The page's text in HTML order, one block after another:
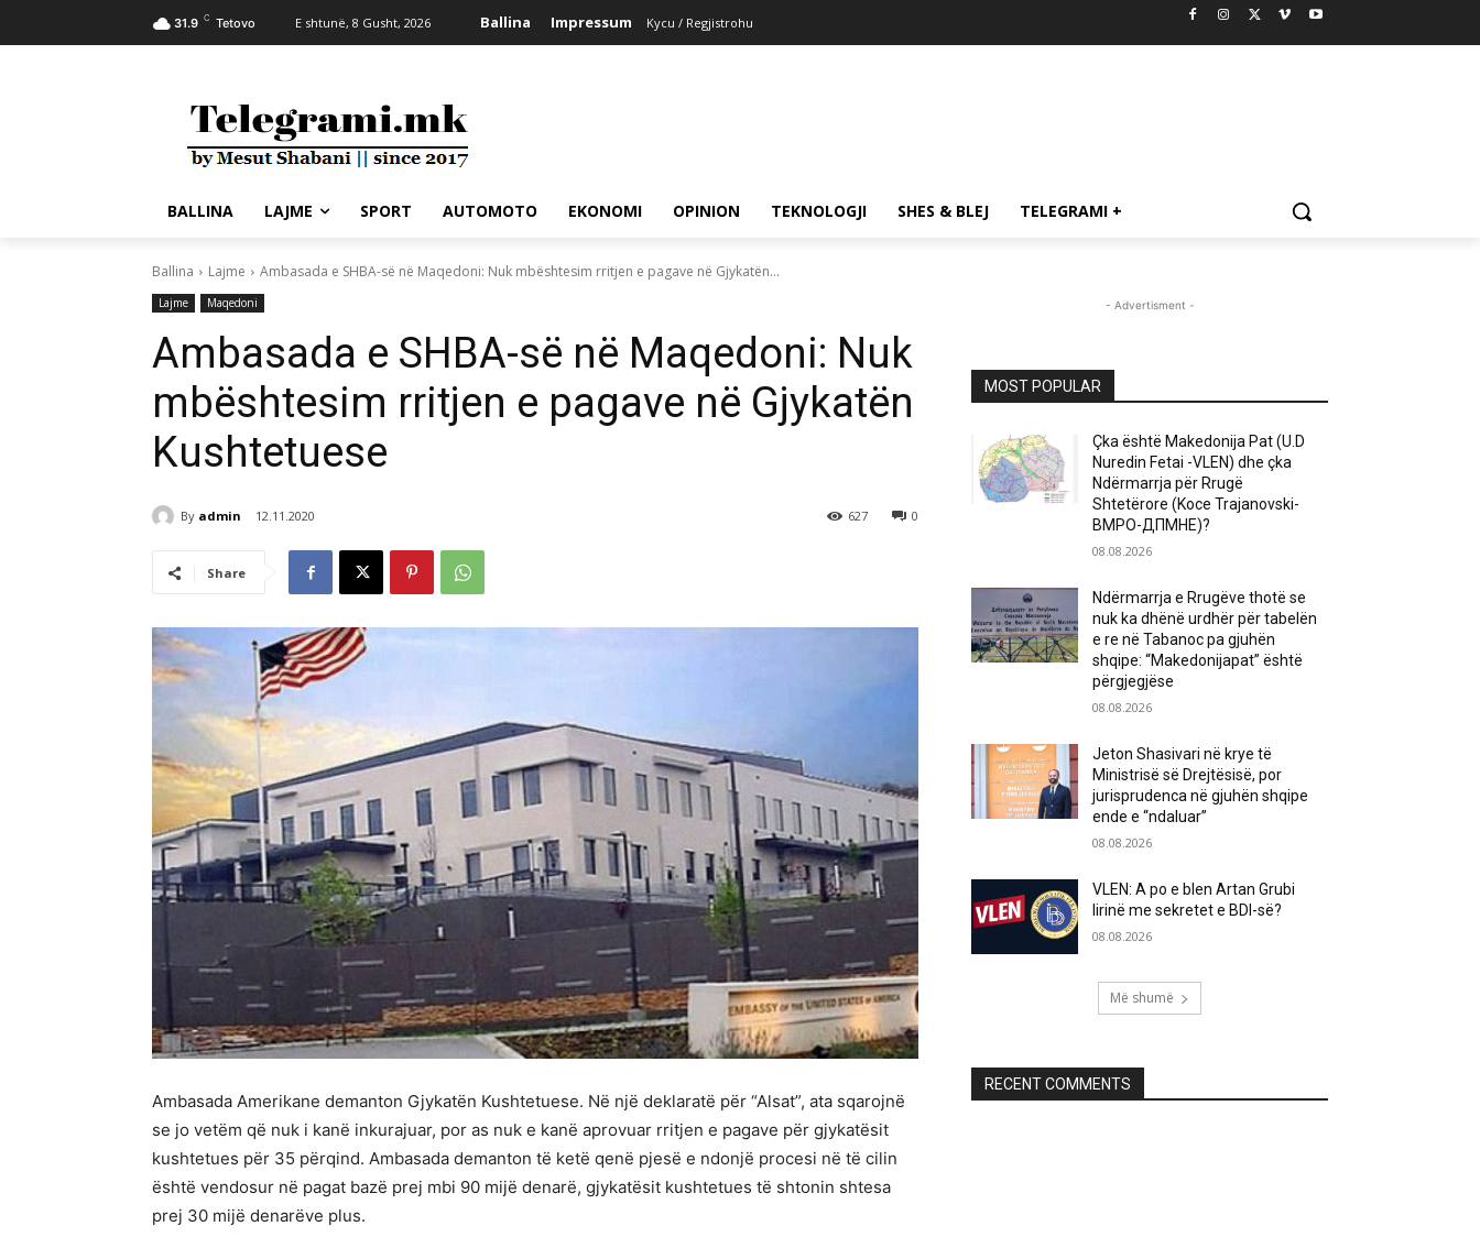
31.9 C Tetovo E shtunë, 8 Gusht, 2026 Ballina Impressum Kycu / Regjistrohu
BALLINA LAJME SPORT AUTOMOTO EKONOMI OPINION TEKNOLOGJI SHES & BLEJ TELEGRAMI +
Ballina Lajme Ambasada e SHBA-së në Maqedoni: Nuk mbështesim rritjen e pagave në Gjykatën...
Lajme Maqedoni
Ambasada e SHBA-së në Maqedoni: Nuk
mbështesim rritjen e pagave në Gjykatën
Kushtetuese
By admin 12.11.2020 0
627
Share
Ambasada Amerikane demanton Gjykatën Kushtetuese. Në një deklaratë për “Alsat”, ata sqarojnë
se jo vetëm që nuk i kanë inkurajuar, por as nuk e kanë aprovuar rritjen e pagave për gjykatësit
kushtetues për 35 përqind. Ambasada demanton të ketë qenë pjesë e ndonjë procesi në të cilin
është vendosur në pagat bazë prej mbi 90 mijë denarë, gjykatësit kushtetues të shtonin shtesa
prej 30 mijë denarëve plus.
- Advertisment -
MOST POPULAR
Çka është Makedonija Pat (U.D
Nuredin Fetai -VLEN) dhe çka
Ndërmarrja për Rrugë
Shtetërore (Koce Trajanovski-
ВМРО-ДПМНЕ)?
08.08.2026
Ndërmarrja e Rrugëve thotë se
nuk ka dhënë urdhër për tabelën
e re në Tabanoc pa gjuhën
shqipe: “Makedonijapat” është
përgjegjëse
08.08.2026
Jeton Shasivari në krye të
Ministrisë së Drejtësisë, por
jurisprudenca në gjuhën shqipe
ende e “ndaluar”
08.08.2026
VLEN: A po e blen Artan Grubi
lirinë me sekretet e BDI-së?
08.08.2026
Më shumë
RECENT COMMENTS